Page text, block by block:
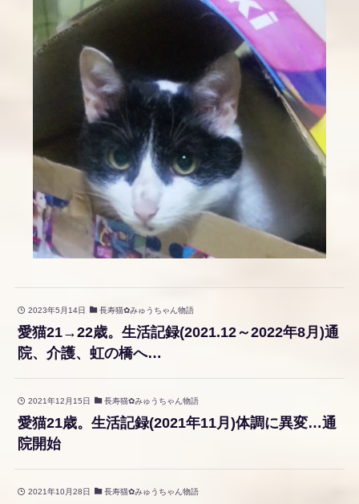
2023年5月14日 長寿猫✿みゅうちゃん物語
愛猫21→22歳。生活記録(2021.12～2022年8月)通
院、介護、虹の橋へ…
2021年12月15日 長寿猫✿みゅうちゃん物語
愛猫21歳。生活記録(2021年11月)体調に異変…通
院開始
2021年10月28日 長寿猫✿みゅうちゃん物語